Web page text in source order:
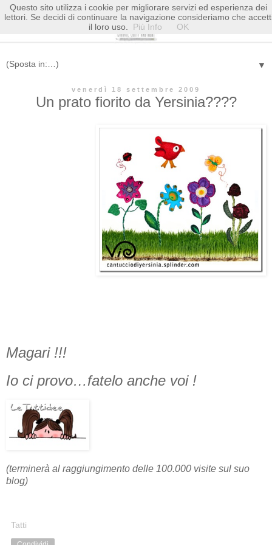
▼
venerdì 18 settembre 2009
Un prato fiorito da Yersinia????
Magari !!!
Io ci provo…fatelo anche voi !
(terminerà al raggiungimento delle 100.000 visite sul suo
blog)
Tatti
Questo sito utilizza i cookie per migliorare servizi ed esperienza dei
lettori. Se decidi di continuare la navigazione consideriamo che
il loro uso.
Più Info OK